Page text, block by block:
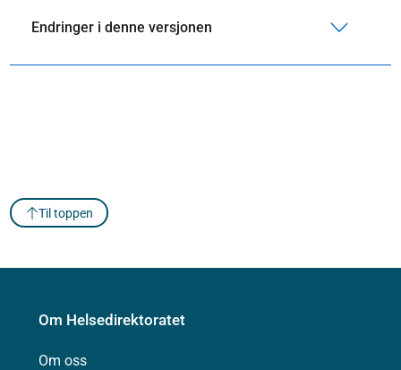
Endringer i denne versjonen
Til toppen
Om Helsedirektoratet
Om oss